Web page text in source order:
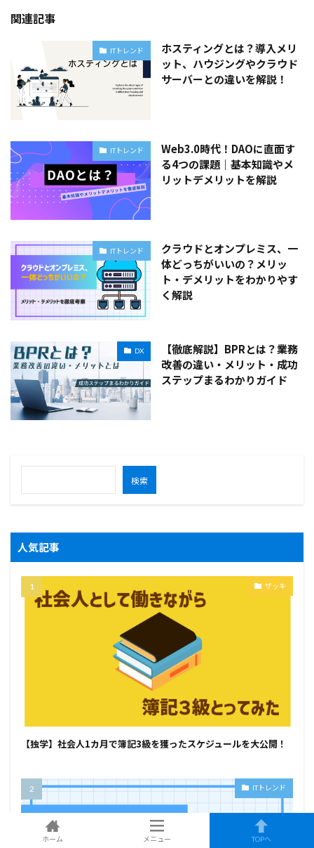
関連記事
ITトレンド
ホスティングとは？導入メリ
ット、ハウジングやクラウド
サーバーとの違いを解説！
ITトレンド
Web3.0時代！DAOに直面す
る4つの課題｜基本知識やメ
リットデメリットを解説
ITトレンド
クラウドとオンプレミス、一
体どっちがいいの？メリッ
ト・デメリットをわかりやす
く解説
DX
【徹底解説】BPRとは？業務
改善の違い・メリット・成功
ステップまるわかりガイド
検索
人気記事
ザッキ
【独学】社会人1カ月で簿記3級を獲ったスケジュールを大公開！
ITトレンド
ホーム メニュー TOPへ